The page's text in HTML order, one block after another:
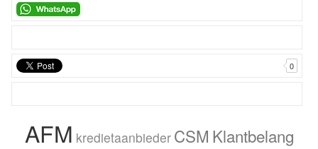
0
AFM kredietaanbieder CSM Klantbelang